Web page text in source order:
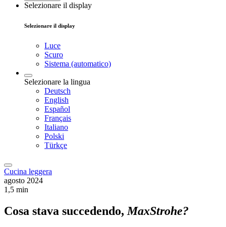
Selezionare il display
Selezionare il display
Luce
Scuro
Sistema (automatico)
Selezionare la lingua
Deutsch
English
Español
Français
Italiano
Polski
Türkçe
Cucina leggera
agosto 2024
1,5 min
Cosa stava succedendo, MaxStrohe?